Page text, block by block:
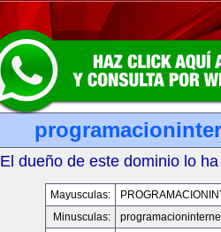
El dueño de este dominio lo
Mayusculas:
Minusculas: